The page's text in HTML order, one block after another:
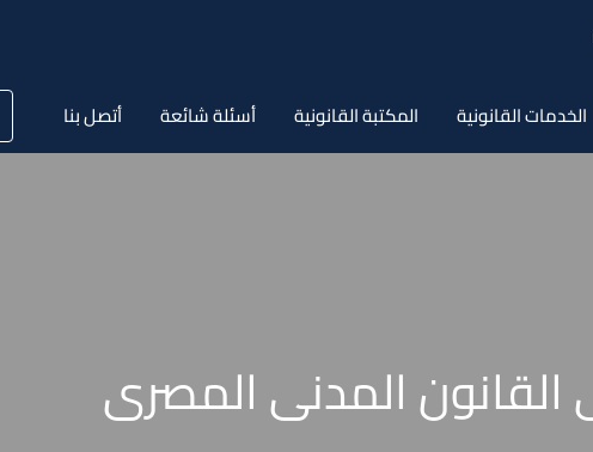
الخدمات القانونية المكتبة القانونية أسئلة شائعة أتصل بنا
فى القانون المدنى المصرى